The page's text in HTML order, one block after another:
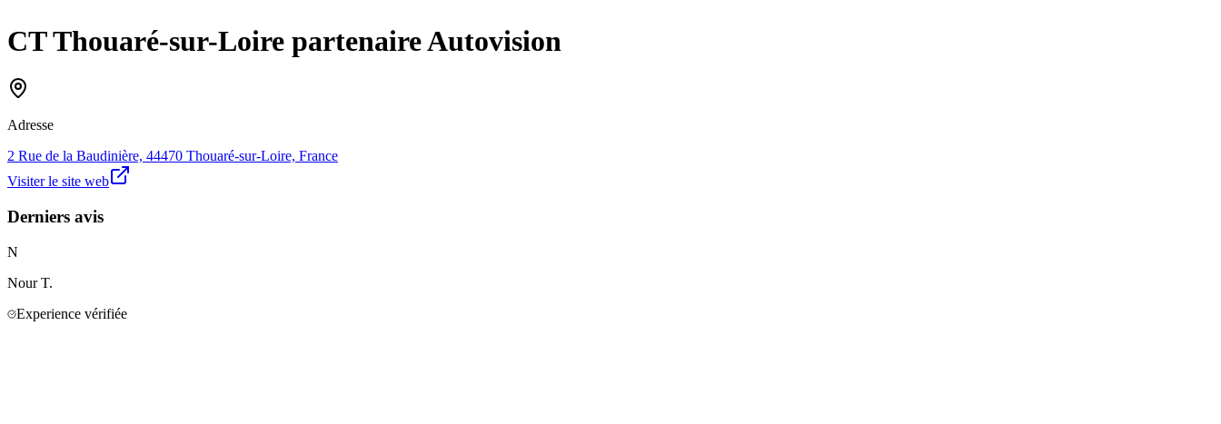
CT Thouaré-sur-Loire partenaire Autovision
Adresse
2 Rue de la Baudinière, 44470 Thouaré-sur-Loire, France
Visiter le site web
Derniers avis
N
Nour T.
Experience vérifiée